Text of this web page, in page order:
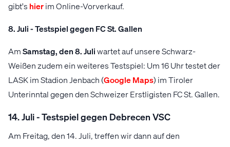
gibt's hierim Online-Vorverkauf.
8. Juli - Testspiel gegen FC St. Gallen
AmSamstag, den 8. Juliwartet auf unsere Schwarz-
Weißen zudem ein weiteres Testspiel: Um 16 Uhr testet der
LASK im Stadion Jenbach (Google Maps) im Tiroler
Unterinntal gegen den Schweizer Erstligisten FC St. Gallen.
14. Juli - Testspiel gegen Debrecen VSC
Am Freitag, den 14. Juli, treffen wir dann auf den